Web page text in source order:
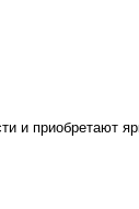
и приобретают